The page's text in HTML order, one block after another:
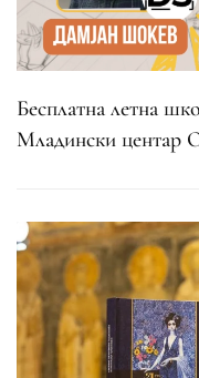
Бесплатна летна
Младински центар